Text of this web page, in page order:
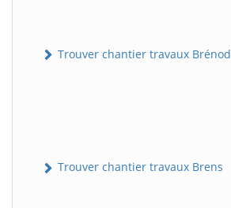
Trouver chantier travaux Brénod
Trouver chantier travaux Brens